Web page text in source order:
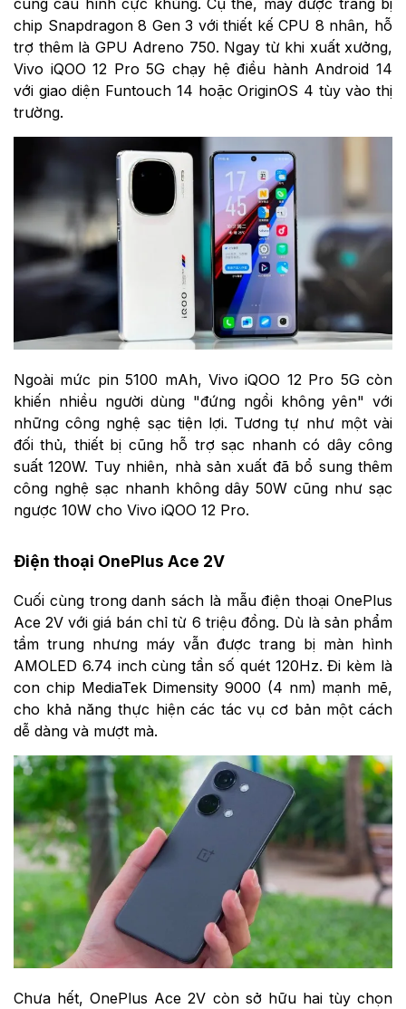
chip Snapdragon 8 Gen 3 với thiết kế CPU 8 nhân, hỗ
trợ thêm là GPU Adreno 750. Ngay từ khi xuất xưởng,
Vivo iQOO 12 Pro 5G chạy hệ điều hành Android 14
với giao diện Funtouch 14 hoặc OriginOS 4 tùy vào thị
trường.
Ngoài mức pin 5100 mAh, Vivo iQOO 12 Pro 5G còn
khiến nhiều người dùng "đứng ngồi không yên" với
những công nghệ sạc tiện lợi. Tương tự như một vài
đối thủ, thiết bị cũng hỗ trợ sạc nhanh có dây công
suất 120W. Tuy nhiên, nhà sản xuất đã bổ sung thêm
công nghệ sạc nhanh không dây 50W cũng như sạc
ngược 10W cho Vivo iQOO 12 Pro.
Điện thoại OnePlus Ace 2V
Cuối cùng trong danh sách là mẫu điện thoại OnePlus
Ace 2V với giá bán chỉ từ 6 triệu đồng. Dù là sản phẩm
tầm trung nhưng máy vẫn được trang bị màn hình
AMOLED 6.74 inch cùng tần số quét 120Hz. Đi kèm là
con chip MediaTek Dimensity 9000 (4 nm) mạnh mẽ,
cho khả năng thực hiện các tác vụ cơ bản một cách
dễ dàng và mượt mà.
Chưa hết, OnePlus Ace 2V còn sở hữu hai tùy chọn